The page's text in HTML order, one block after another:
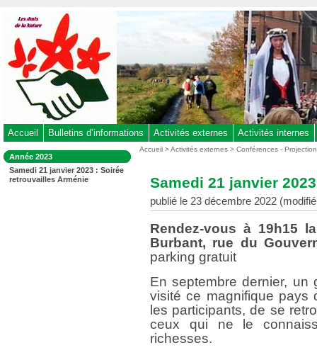
au
contenu
-
Aller
au
menu
-
à
la
Accueil Bulletins d’informations Activités externes Activités internes
Dans
la
rubrique
:
Année 2023
Samedi 21 janvier 2023 : Soirée
retrouvailles Arménie
Vous
Accueil >Activités externes >Conférences -
Samedi 21 janvier
publié le 23 décembre 2022
Rendez-vous à 19h15
Burbant, rue du
parking gratuit
En septembre dernier, un
visité ce magnifique pays
les participants, de se
ceux qui ne le
richesses.